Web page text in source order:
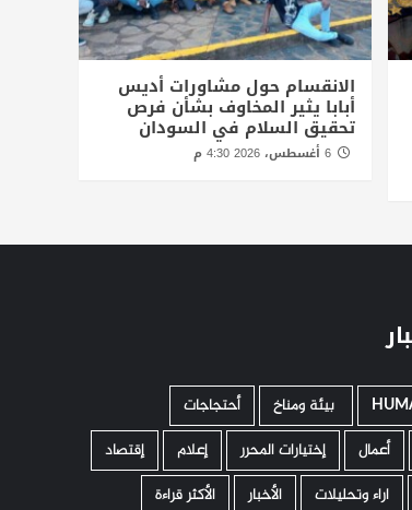
الانقسام حول مشاورات أديس
أبابا يثير المخاوف بشأن فرص
تحقيق السلام في السودان
6 أغسطس، 2026 4:30 م
­ بيئة ومناخ
أحتجاجات
أعمال إختيارات المحرر إعلام
إقتصاد
اراء وتحليلات الأخبار
الأكثر قراءة